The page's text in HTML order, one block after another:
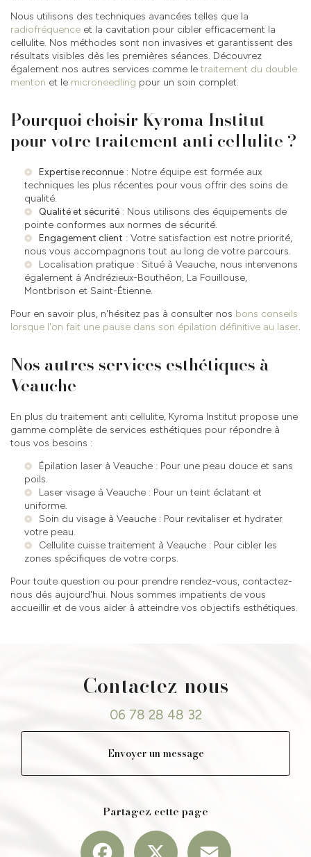
Nous utilisons des techniques avancées telles que la
radiofréquence et la cavitation pour cibler efficacement la
cellulite. Nos méthodes sont non invasives et garantissent des
résultats visibles dès les premières séances. Découvrez
également nos autres services comme le traitement du double
menton et le microneedling pour un soin complet.
Pourquoi choisir Kyroma Institut
pour votre traitement anti cellulite ?
Expertise reconnue : Notre équipe est formée aux
techniques les plus récentes pour vous offrir des soins de
qualité.
Qualité et sécurité : Nous utilisons des équipements de
pointe conformes aux normes de sécurité.
Engagement client : Votre satisfaction est notre priorité,
nous vous accompagnons tout au long de votre parcours.
Localisation pratique : Situé à Veauche, nous intervenons
également à Andrézieux-Bouthéon, La Fouillouse,
Montbrison et Saint-Étienne.
Pour en savoir plus, n'hésitez pas à consulter nos bons conseils
lorsque l'on fait une pause dans son épilation définitive au laser.
Nos autres services esthétiques à
Veauche
En plus du traitement anti cellulite, Kyroma Institut propose une
gamme complète de services esthétiques pour répondre à
tous vos besoins :
Épilation laser à Veauche : Pour une peau douce et sans
poils.
Laser visage à Veauche : Pour un teint éclatant et
uniforme.
Soin du visage à Veauche : Pour revitaliser et hydrater
votre peau.
Cellulite cuisse traitement à Veauche : Pour cibler les
zones spécifiques de votre corps.
Pour toute question ou pour prendre rendez-vous, contactez-
nous dès aujourd'hui. Nous sommes impatients de vous
accueillir et de vous aider à atteindre vos objectifs esthétiques.
Contactez-nous
06 78 28 48 32
Envoyer un message
Partagez cette page
Facebook